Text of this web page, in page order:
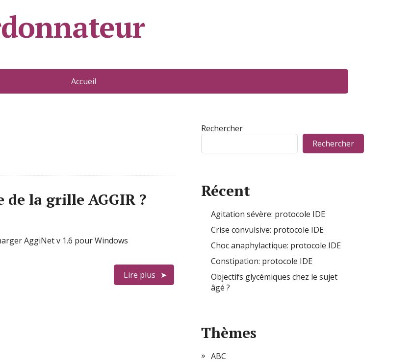
Accueil
la grille AGGIR ?
AggiNet v 1.6 pour Windows
Lire plus
Rechercher
Rechercher
Récent
Agitation sévère: protocole IDE
Crise convulsive: protocole IDE
Choc anaphylactique: protocole IDE
Constipation: protocole IDE
Objectifs glycémiques chez le sujet
âgé ?
Thèmes
ABC